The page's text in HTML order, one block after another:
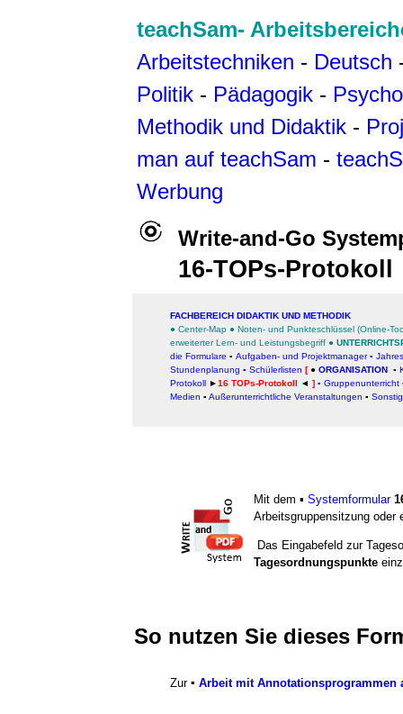
teachSam-
Arbeitstechniken - Deutsch
Politik - Pädagogik -
Methodik und Didaktik -
man auf teachSam -
Werbung
Write-and-Go
16-TOPs-Protokoll
FACHBEREICH DIDAKTIK UND METHODIK
● Center-Map ● Noten- und Punkteschlüssel (Online-
erweiterter Lern- und Leistungsbegriff ●
die Formulare ▪ Aufgaben- und Projektmanager ▪
Stundenplanung ▪ Schülerlisten [● ORGANISATION ▪
Protokoll ►16 TOPs-Protokoll ◄ ] ▪ Gruppenunterricht
Medien ▪ Außerunterrichtliche Veranstaltungen ▪
Mit dem ▪ Systemformular
Arbeitsgruppensitzung
Das Eingabefeld zur
Tagesordnungspunkte
So nutzen Sie dieses
Zur ▪ Arbeit mit Annotationsprogrammen